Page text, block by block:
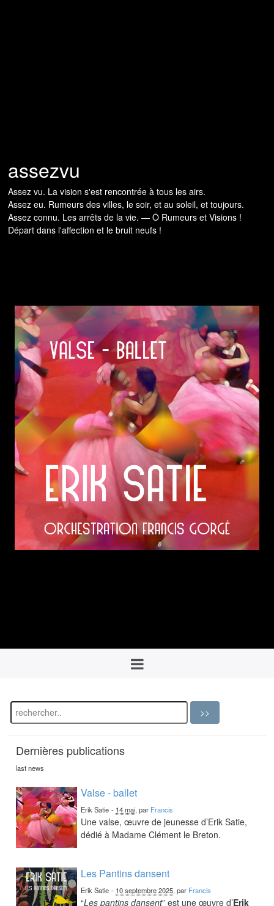
assezvu
Assez vu. La vision s'est rencontrée à tous les airs.
Assez eu. Rumeurs des villes, le soir, et au soleil, et toujours.
Assez connu. Les arrêts de la vie. — Ô Rumeurs et Visions !
Départ dans l'affection et le bruit neufs !
Dernières publications
last news
Valse - ballet
Erik Satie - 14 mai, par Francis
Une valse, œuvre de jeunesse d’Erik Satie,
dédié à Madame Clément le Breton.
Les Pantins dansent
Erik Satie - 10 septembre 2025, par Francis
“Les pantins dansent” est une œuvre d’Erik